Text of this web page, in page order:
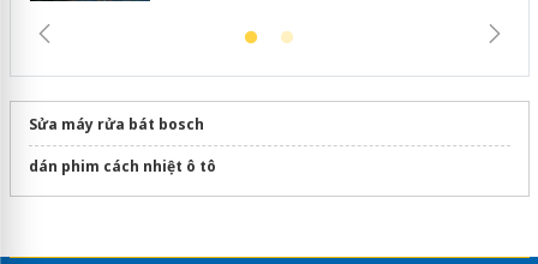
Sửa máy rửa bát bosch
dán phim cách nhiệt ô tô